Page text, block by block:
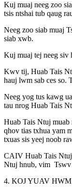
Kuj muaj neeg zoo
tsis ntshai tub qaug
Neeg zoo siab muaj
siab xwb.
Kuj muaj tej neeg siv
Kwv tij, Huab Tais
hauj lwm sab ces so.
Neeg yog tus kawg
tau nrog Huab Tais
Huab Tais Ntuj muab
qhov tias txhua yam
txuas sis yeej noob
CAIV Huab Tais
Ntuj hnub, vim Tswv
4. KOJ YUAV